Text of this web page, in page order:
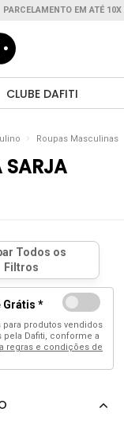
PARCELAMENTO EM ATÉ 10X
CLUBE DAFITI
Roupas Masculinas
SARJA
Grátis *
para produtos vendidos
pela Dafiti, conforme a
regras e condições de